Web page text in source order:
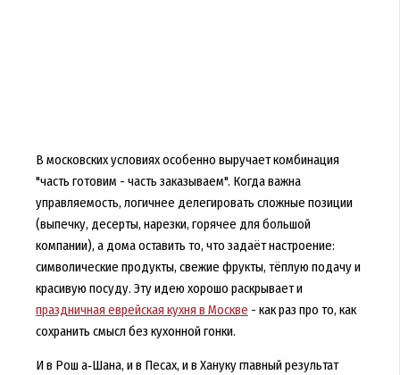
В московских условиях особенно выручает комбинация
"часть готовим - часть заказываем". Когда важна
управляемость, логичнее делегировать сложные позиции
(выпечку, десерты, нарезки, горячее для большой
компании), а дома оставить то, что задаёт настроение:
символические продукты, свежие фрукты, тёплую подачу и
красивую посуду. Эту идею хорошо раскрывает и
праздничная еврейская кухня в Москве - как раз про то, как
сохранить смысл без кухонной гонки.
И в Рош а‑Шана, и в Песах, и в Хануку главный результат